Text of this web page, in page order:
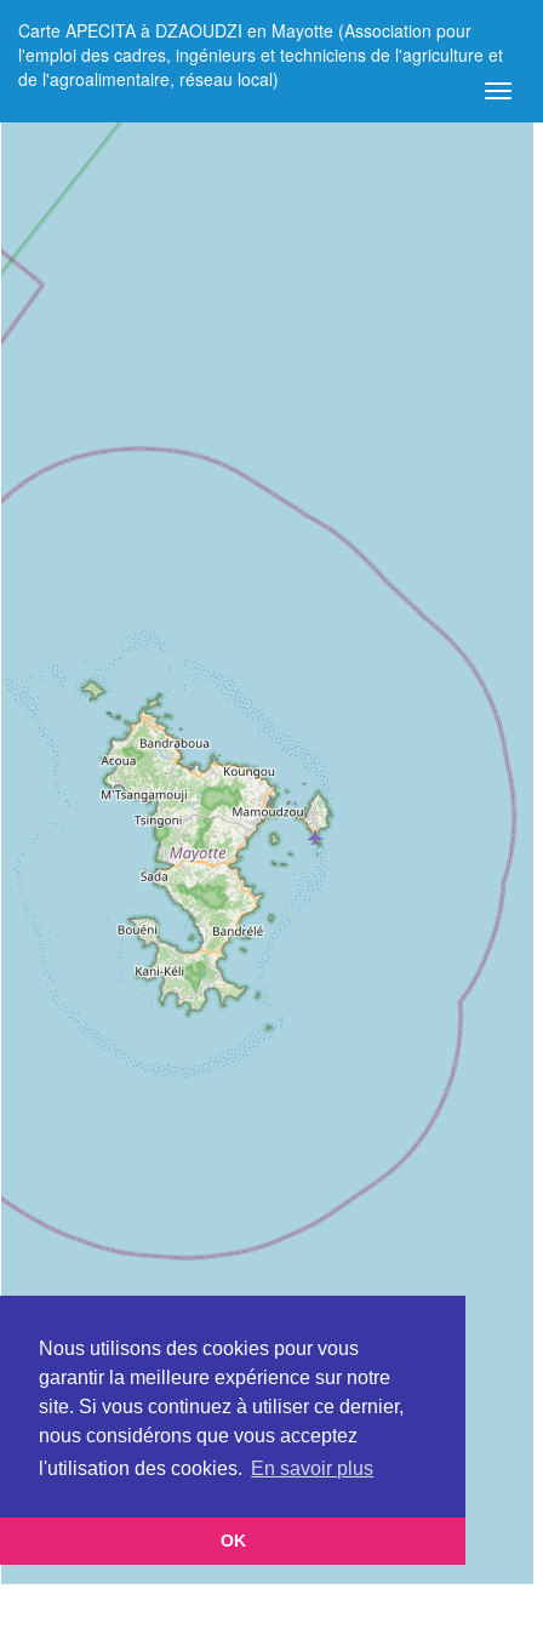
Nous utilisons des cookies pour vous
garantir la meilleure expérience sur notre
site. Si vous continuez à utiliser ce dernier,
nous considérons que vous acceptez
l'utilisation des cookies. En savoir plus
OK
Carte APECITA à DZAOUDZI en Mayotte (Association pour
l'emploi des cadres, ingénieurs et techniciens de l'agriculture et
de l'agroalimentaire, réseau local)
+
−